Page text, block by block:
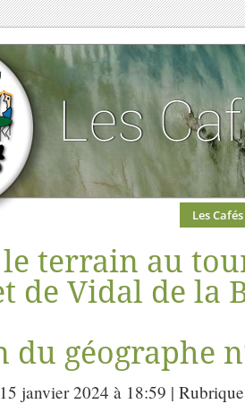
Les Cafés
terrain au
de Vidal de la
du géographe
janvier 2024 à 18:59 |